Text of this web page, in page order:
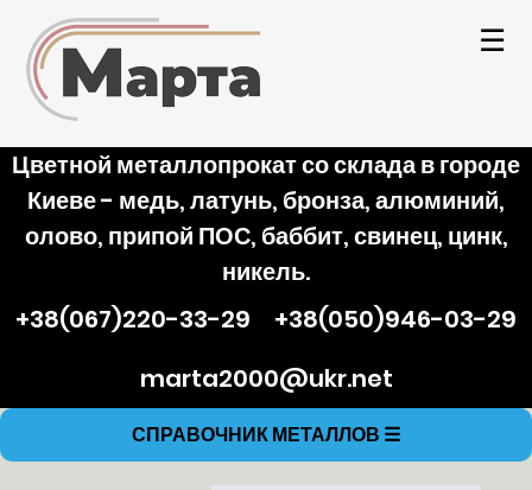
☰
Цветной металлопрокат со склада в городе
Киеве - медь, латунь, бронза, алюминий,
олово, припой ПОС, баббит, свинец, цинк,
никель.
+38(067)220-33-29
+38(050)946-03-29
marta2000@ukr.net
СПРАВОЧНИК МЕТАЛЛОВ ☰